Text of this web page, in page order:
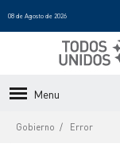
08 de Agosto de 2026
Menu
Gobierno Error